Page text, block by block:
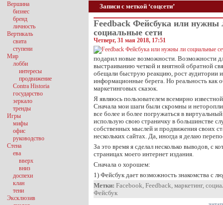
Записи с меткой ‘соцсети’
Feedback Фейсбука или нужны
социальные сети
Четверг, 31 мая 2018, 17:51
подарил новые возможности. Возможности
выстраиванию четкой и внятной обратной
обещали быструю реакцию, рост аудитории
информационные берега. Но реальность как
маркетинговых сказок.
Я являюсь пользователем всемирно
Сначала мои шаги были скромны и
все более и более погружаться в
использую свою страничку в большинстве
собственных мыслей и продвижения своих
нескольких сайтах. Да, иногда я делаю
За это время я сделал несколько выводов, с
страницах моего интернет издания.
Сначала о хорошем:
1) Фейсбук дает возможность знакомства с
Метки: Facebook, Feedback, маркетинг,
Фейсбук
Вершина
бизнес
бренд
личность
Вертикаль
свита
ступени
Мир
лобби
интересы
продвижение
Contra Historia
государство
зеркало
тренды
Игры
мифы
офис
руководство
Стена
ева
вверх
вниз
доспехи
клан
тени
Эксклюзив